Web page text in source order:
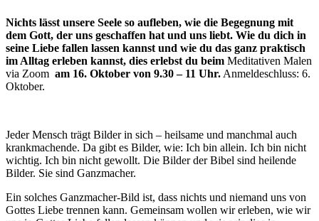
Nichts lässt unsere Seele so aufleben, wie die Begegnung mit
dem Gott, der uns geschaffen hat und uns liebt. Wie du dich in
seine Liebe fallen lassen kannst und wie du das ganz praktisch
im Alltag erleben kannst, dies erlebst du beim Meditativen Malen
via Zoom am 16. Oktober von 9.30 – 11 Uhr. Anmeldeschluss: 6.
Oktober.
Jeder Mensch trägt Bilder in sich – heilsame und manchmal auch
krankmachende. Da gibt es Bilder, wie: Ich bin allein. Ich bin nicht
wichtig. Ich bin nicht gewollt. Die Bilder der Bibel sind heilende
Bilder. Sie sind Ganzmacher.
Ein solches Ganzmacher-Bild ist, dass nichts und niemand uns von
Gottes Liebe trennen kann. Gemeinsam wollen wir erleben, wie wir